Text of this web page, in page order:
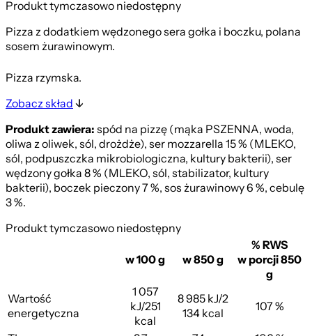
Produkt tymczasowo niedostępny
Pizza z dodatkiem wędzonego sera gołka i boczku, polana
sosem żurawinowym.
Pizza rzymska.
Zobacz skład
Produkt zawiera:spód na pizzę (mąka PSZENNA, woda,
oliwa z oliwek, sól, drożdże), ser mozzarella 15 % (MLEKO,
sól, podpuszczka mikrobiologiczna, kultury bakterii), ser
wędzony gołka 8 % (MLEKO, sól, stabilizator, kultury
bakterii), boczek pieczony 7 %, sos żurawinowy 6 %, cebulę
3 %.
Produkt tymczasowo niedostępny
w 100 g w 850 g
% RWS
w porcji 850
g
Wartość
energetyczna
1 057
kJ/251
kcal
8 985 kJ/2
134 kcal
107 %